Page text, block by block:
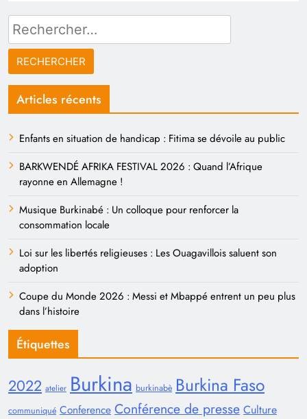
Rechercher :
Articles récents
Enfants en situation de handicap : Fitima se dévoile au public
BARKWENDÉ AFRIKA FESTIVAL 2026 : Quand l’Afrique
rayonne en Allemagne !
Musique Burkinabé : Un colloque pour renforcer la
consommation locale
Loi sur les libertés religieuses : Les Ouagavillois saluent son
adoption
Coupe du Monde 2026 : Messi et Mbappé entrent un peu plus
dans l’histoire
Étiquettes
2022 atelier Burkina burkinabè Burkina Faso
communiqué Conference Conférence de presse Culture